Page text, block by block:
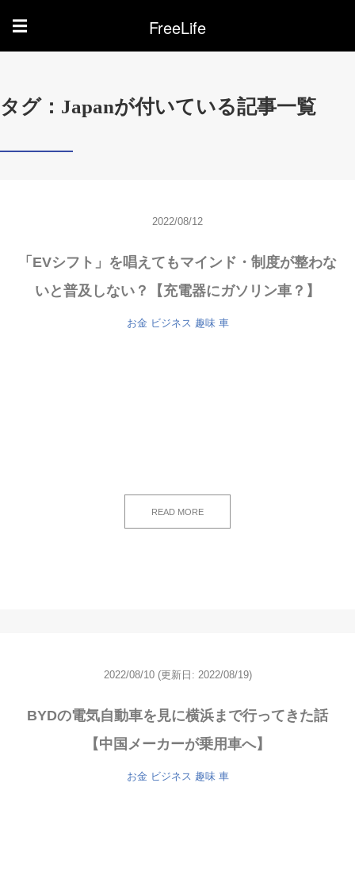
☰ FreeLife
タグ：Japanが付いている記事一覧
2022/08/12
「EVシフト」を唱えてもマインド・制度が整わな
いと普及しない？【充電器にガソリン車？】
お金 ビジネス 趣味 車
READ MORE
2022/08/10 (更新日: 2022/08/19)
BYDの電気自動車を見に横浜まで行ってきた話
【中国メーカーが乗用車へ】
お金 ビジネス 趣味 車